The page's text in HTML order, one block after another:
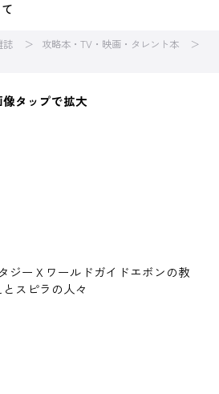
誌
攻略本・TV・映画・タレント本
像タップで拡大